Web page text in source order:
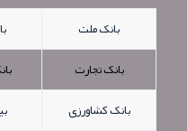
بانک ملت
بانک تجارت
بانک کشاورزی